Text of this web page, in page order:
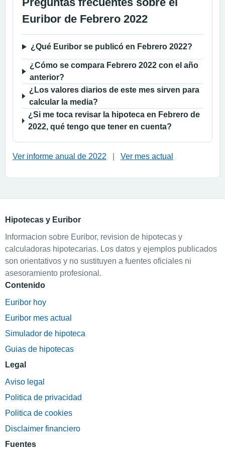
Euribor de Febrero 2022
¿Qué Euribor se publicó en Febrero 2022?
¿Cómo se compara Febrero 2022 con el año
anterior?
¿Los valores diarios de este mes sirven para
calcular la media?
¿Si me toca revisar la hipoteca en Febrero de
2022, qué tengo que tener en cuenta?
Ver informe anual de 2022 Ver mes actual
Hipotecas y Euribor
Informacion sobre Euribor, revision de hipotecas y
calculadoras hipotecarias. Los datos y ejemplos publicados
son orientativos y no sustituyen a fuentes oficiales ni
asesoramiento profesional.
Contenido
Euribor hoy
Euribor mes actual
Simulador de hipoteca
Guias de hipotecas
Legal
Aviso legal
Politica de privacidad
Politica de cookies
Disclaimer financiero
Fuentes